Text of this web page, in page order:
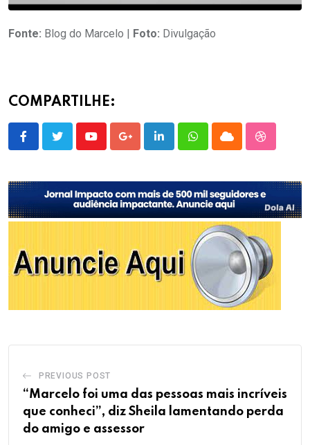
Fonte: Blog do Marcelo | Foto: Divulgação
COMPARTILHE:
YoutubeGoogle+LinkedInWhatsappCloud
PREVIOUS POST
“Marcelo foi uma das pessoas mais incríveis
que conheci”, diz Sheila lamentando perda
do amigo e assessor